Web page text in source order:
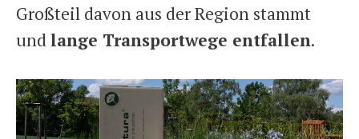
Großteil davon aus der Region stammt
undlange Transportwege entfallen.